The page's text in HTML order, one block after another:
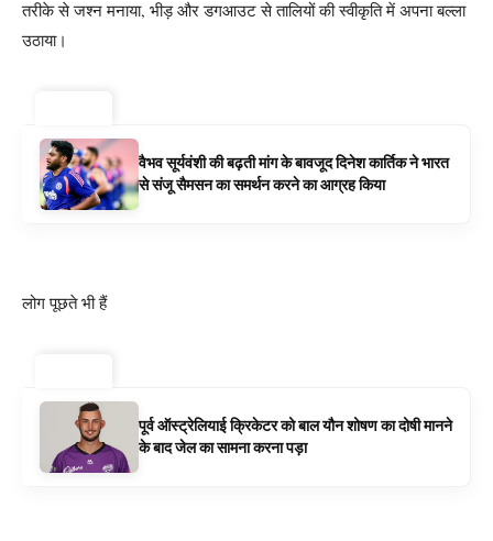
तरीके से जश्न मनाया, भीड़ और डगआउट से तालियों की स्वीकृति में अपना बल्ला
उठाया।
वैभव सूर्यवंशी की बढ़ती मांग के बावजूद दिनेश कार्तिक ने भारत
से संजू सैमसन का समर्थन करने का आग्रह किया
लोग पूछते भी हैं
पूर्व ऑस्ट्रेलियाई क्रिकेटर को बाल यौन शोषण का दोषी मानने
के बाद जेल का सामना करना पड़ा